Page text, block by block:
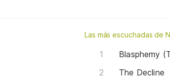
Las más escuchadas de
Blasphemy
The Decline